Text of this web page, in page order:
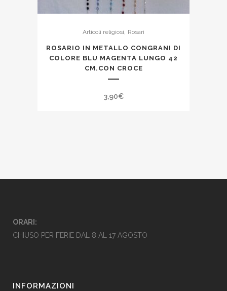
Articoli religiosi Rosari
ROSARIO IN METALLO CONGRANI DI
COLORE BLU MAGENTA LUNGO 42
CM.CON CROCE
3,90€
ORARI:
CHIUSO PER FERIE DAL 8 AL 17 AGOSTO
INFORMAZIONI